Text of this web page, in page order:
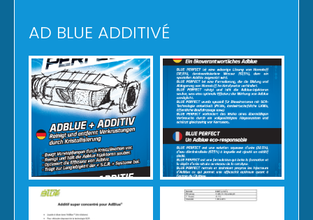
AD BLUE ADDITIVÉ